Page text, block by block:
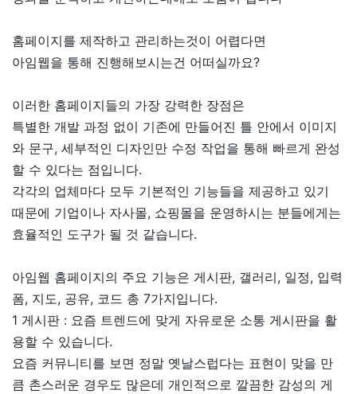
홈페이지를 제작하고 관리하는것이 어렵다면
아임웹을 통해 진행해보시는건 어떠실까요?
이러한 홈페이지들의 가장 강력한 장점은
특별한 개발 과정 없이 기존에 만들어진 틀 안에서 이미지
와 문구, 세부적인 디자인만 수정 작업을 통해 빠르게 완성
할 수 있다는 점입니다.
각각의 업체마다 모두 기본적인 기능들을 제공하고 있기
때문에 기업이나 자사몰, 쇼핑몰을 운영하시는 분들에게는
효율적인 도구가 될 것 같습니다.
아임웹 홈페이지의 주요 기능은 게시판, 갤러리, 일정, 입력
폼, 지도, 공유, 코드 총 7가지입니다.
1 게시판 : 요즘 트렌드에 맞게 자유로운 소통 게시판을 활
용할 수 있습니다.
요즘 커뮤니티를 보면 정말 옛날스럽다는 표현이 맞을 만
큼 촌스러운 경우도 많은데 개인적으로 깔끔한 감성의 게